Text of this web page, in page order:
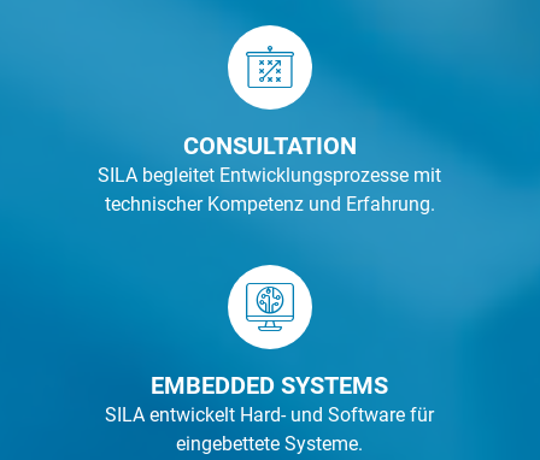
CONSULTATION
SILA begleitet Entwicklungsprozesse mit
technischer Kompetenz und Erfahrung.
EMBEDDED SYSTEMS
SILA entwickelt Hard- und Software für
eingebettete Systeme.